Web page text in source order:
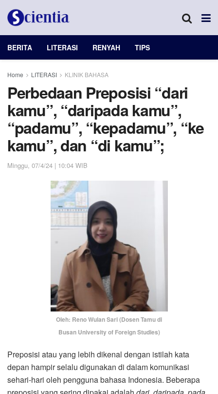
BERITA LITERASI RENYAH TIPS
Home LITERASI KLINIK BAHASA
Perbedaan Preposisi “dari
kamu”, “daripada kamu”,
“padamu”, “kepadamu”, “ke
kamu”, dan “di kamu”;
Minggu, 07/4/24 | 10:04 WIB
Oleh: Reno Wulan Sari (Dosen Tamu di
Busan University of Foreign Studies)
Preposisi atau yang lebih dikenal dengan istilah kata
depan hampir selalu digunakan di dalam komunikasi
sehari-hari oleh pengguna bahasa Indonesia. Beberapa